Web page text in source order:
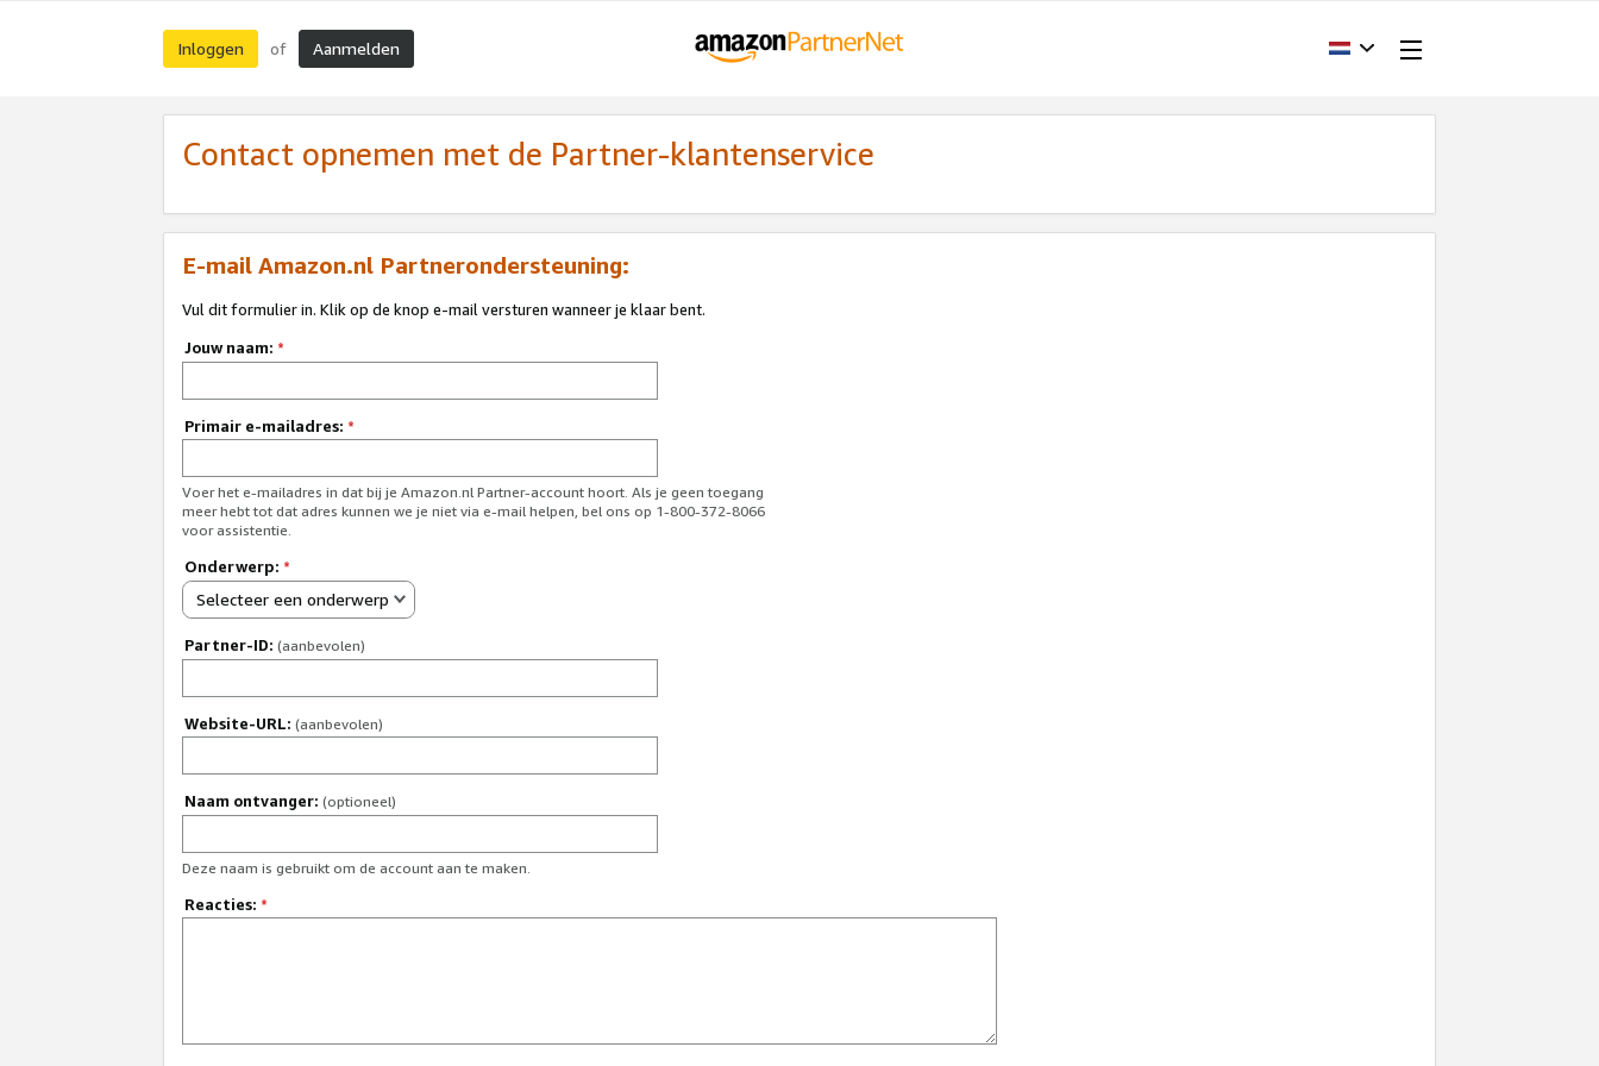
Inloggen of Aanmelden
Contact opnemen met de Partner-klantenservice
E-mail Amazon.nl Partnerondersteuning:
Vul dit formulier in. Klik op de knop e-mail versturen wanneer je klaar bent.
Jouw naam: *
Primair e-mailadres: *
Voer het e-mailadres in dat bij je Amazon.nl Partner-account hoort. Als je geen toegang
meer hebt tot dat adres kunnen we je niet via e-mail helpen, bel ons op 1-800-372-8066
voor assistentie.
Onderwerp: *
Selecteer een onderwerp
Partner-ID: (aanbevolen)
Website-URL: (aanbevolen)
Naam ontvanger: (optioneel)
Deze naam is gebruikt om de account aan te maken.
Reacties: *